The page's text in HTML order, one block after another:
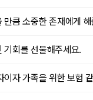
만큼 소중한 존재에게
기회를 선물해주세요.
이자 가족을 위한 보험